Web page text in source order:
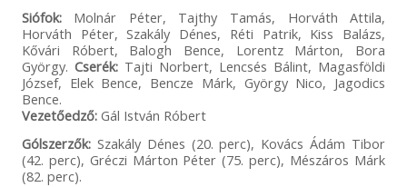
Siófok:Molnár Péter, Tajthy Tamás, Horváth Attila,
Horváth Péter, Szakály Dénes, Réti Patrik, Kiss Balázs,
Kővári Róbert, Balogh Bence, Lorentz Márton, Bora
György. Cserék:Tajti Norbert, Lencsés Bálint, Magasföldi
József, Elek Bence, Bencze Márk, György Nico, Jagodics
Bence.
Vezetőedző:Gál István Róbert
Gólszerzők:Szakály Dénes (20. perc), Kovács Ádám Tibor
(42. perc), Gréczi Márton Péter (75. perc), Mészáros Márk
(82. perc).